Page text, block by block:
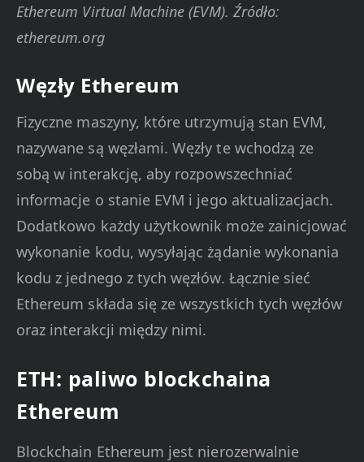
Ethereum Virtual Machine (EVM). Źródło:
ethereum.org
Węzły Ethereum
Fizyczne maszyny, które utrzymują stan EVM,
nazywane są węzłami. Węzły te wchodzą ze
sobą w interakcję, aby rozpowszechniać
informacje o stanie EVM i jego aktualizacjach.
Dodatkowo każdy użytkownik może zainicjować
wykonanie kodu, wysyłając żądanie wykonania
kodu z jednego z tych węzłów. Łącznie sieć
Ethereum składa się ze wszystkich tych węzłów
oraz interakcji między nimi.
ETH: paliwo blockchaina
Ethereum
Blockchain Ethereum jest nierozerwalnie